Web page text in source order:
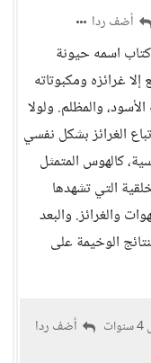
أضف ردا
اسمه حيونة
غرائزه ومكبوتاته
والمظلم. ولولا
الغرائز بشكل نفسي
كالهوس المتمثل
التي تشهدها
والغرائز. والبعد
الوخيمة على
أضف ردا